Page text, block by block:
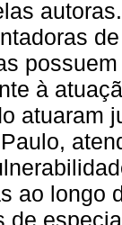
à
atuaram
ao longo